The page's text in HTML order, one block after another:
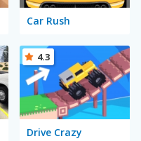
Car Rush
Drive Crazy
4.3